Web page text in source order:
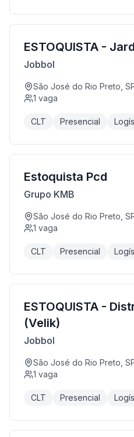
ESTOQUISTA -
Jobbol
São José do Rio Preto,
1 vaga
CLT Presencial
Estoquista Pcd
Grupo KMB
São José do Rio Preto,
1 vaga
CLT Presencial
ESTOQUISTA -
(Velik)
Jobbol
São José do Rio Preto,
1 vaga
CLT Presencial